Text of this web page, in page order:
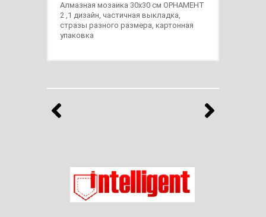
Алмазная мозаика 30х30 см ОРНАМЕНТ
2 ,1 дизайн, частичная выкладка,
стразы разного размера, картонная
упаковка
Бренды
Выберите продукты любимого бренда
Intelligent